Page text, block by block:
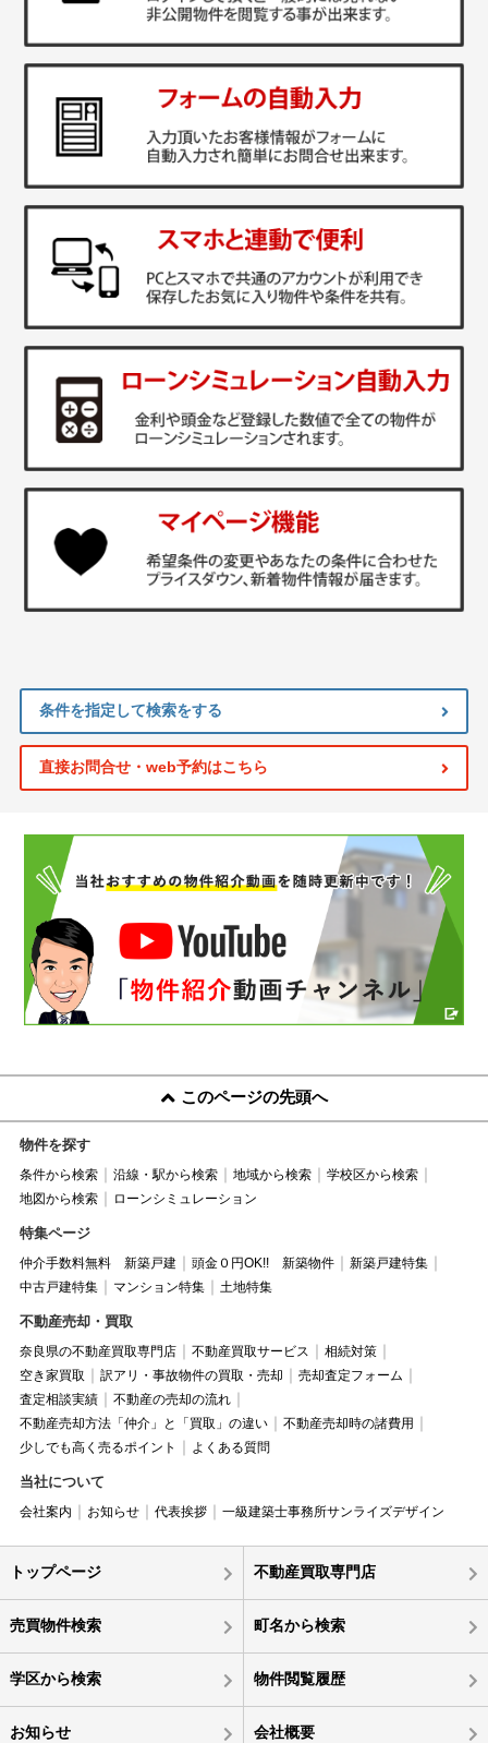
条件を指定して検索をする
直接お問合せ・web予約はこちら
このページの先頭へ
物件を探す
条件から検索 沿線・駅から検索 地域から検索
学校区から検索
地図から検索
ローンシミュレーション
特集ページ
仲介手数料無料 新築戸建 頭金０円OK!! 新築物件
新築戸建特集
中古戸建特集
マンション特集 土地特集
不動産売却・買取
奈良県の不動産買取専門店 不動産買取サービス
相続対策
空き家買取
訳アリ・事故物件の買取・売却
売却査定フォーム
査定相談実績
不動産の売却の流れ
不動産売却方法「仲介」と「買取」の違い
不動産売却時の諸費用
少しでも高く売るポイント
よくある質問
当社について
会社案内 お知らせ 代表挨拶 一級建築士事務所サンライズデザイン
トップページ 不動産買取専門店
売買物件検索 町名から検索
学区から検索 物件閲覧履歴
お知らせ 会社概要